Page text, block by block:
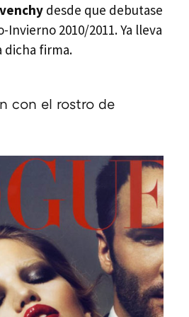
desde que debutase
2010/2011. Ya lleva
dicha firma.
con el rostro de